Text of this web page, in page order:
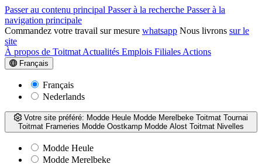
Passer au contenu principal Passer à la recherche Passer à la
navigation principale
Commandez votre travail sur mesure whatsapp Nous livrons sur le
site
À propos de Toitmat Actualités Emplois Filiales Actions
Français
Français
Nederlands
Votre site préféré: Modde Heule Modde Merelbeke Toitmat Tournai
Toitmat Frameries Modde Oostkamp Modde Alost Toitmat Nivelles
Modde Heule
Modde Merelbeke